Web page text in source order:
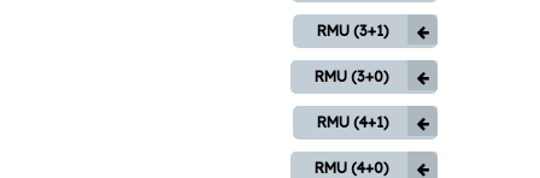
RMU (3+1)
RMU (3+0)
RMU (4+1)
RMU (4+0)